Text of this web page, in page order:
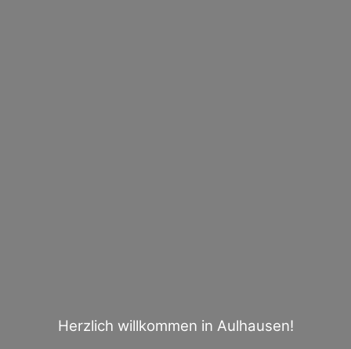
Herzlich willkommen in Aulhausen!